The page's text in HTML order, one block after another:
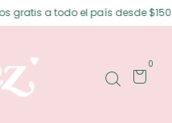
el país desde $150.000 ⟡ 3
0